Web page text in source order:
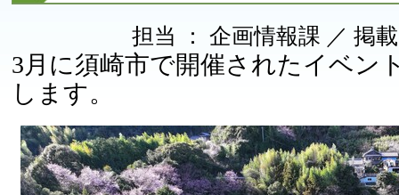
担当 ： 企画情報課 ／ 掲
3月に須崎市で開催されたイベン
します。